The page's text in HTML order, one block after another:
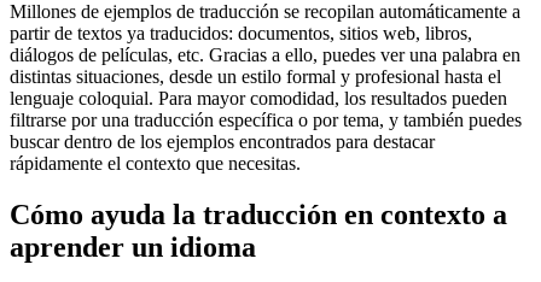
Millones de ejemplos de traducción se recopilan automáticamente a
partir de textos ya traducidos: documentos, sitios web, libros,
diálogos de películas, etc. Gracias a ello, puedes ver una palabra en
distintas situaciones, desde un estilo formal y profesional hasta el
lenguaje coloquial. Para mayor comodidad, los resultados pueden
filtrarse por una traducción específica o por tema, y también puedes
buscar dentro de los ejemplos encontrados para destacar
rápidamente el contexto que necesitas.
Cómo ayuda la traducción en contexto a
aprender un idioma